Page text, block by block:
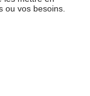
ou vos besoins.